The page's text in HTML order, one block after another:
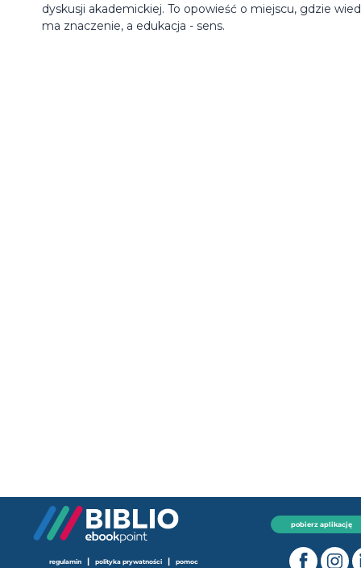
dyskusji akademickiej. To opowieść o miejscu, gdzie
ma znaczenie, a edukacja - sens.
pobierz aplikację
regulamin | polityka prywatności | pomoc